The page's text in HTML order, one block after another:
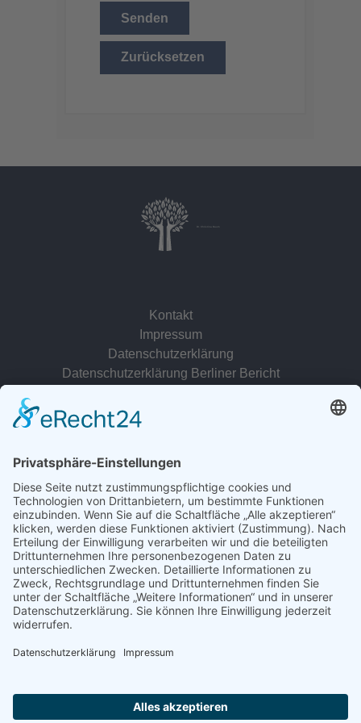
Senden
Zurücksetzen
Kontakt
Impressum
Datenschutzerklärung
Datenschutzerklärung Berliner Bericht
© 2022 - 2026 Dr. Christina Baum. Alle Rechte vorbehalten.